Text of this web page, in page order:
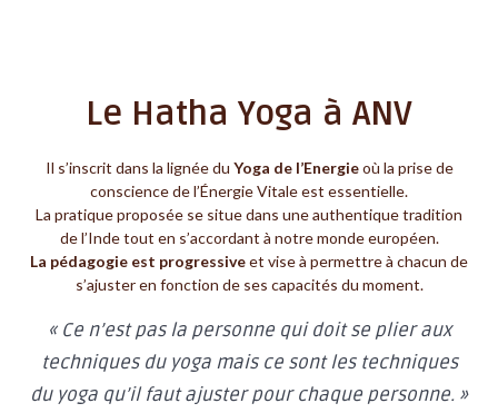
Le Hatha Yoga à ANV
Il s’inscrit dans la lignée du Yoga de l’Energieoù la prise de
conscience de l’Énergie Vitale est essentielle.
La pratique proposée se situe dans une authentique tradition
de l’Inde tout en s’accordant à notre monde européen.
La pédagogie est progressiveet vise à permettre à chacun de
s’ajuster en fonction de ses capacités du moment.
« Ce n’est pas la personne qui doit se plier aux
techniques du yoga mais ce sont les techniques
du yoga qu’il faut ajuster pour chaque personne. »